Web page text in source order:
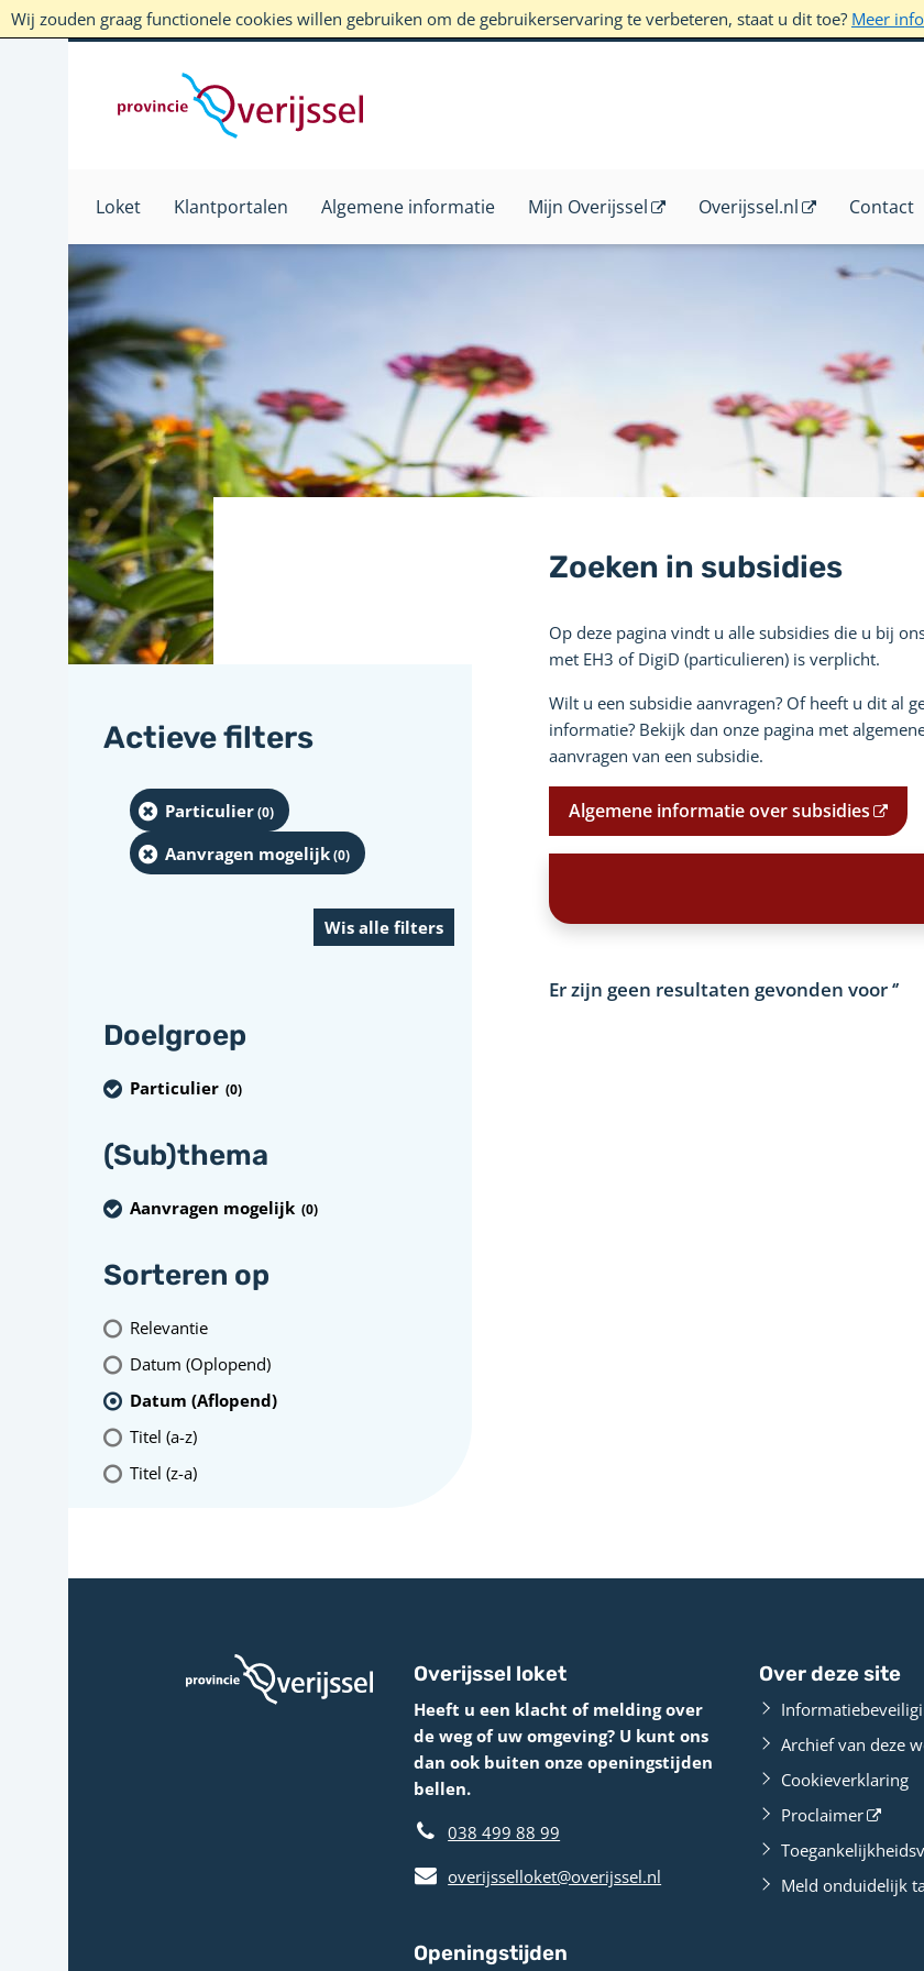
Wij zouden graag functionele cookies willen gebruiken om de gebruikerservaring te verbeteren, staat u dit toe? Meer
Loket Klantportalen Algemene informatie Mijn Overijssel Overijssel.nl Contact
Zoeken in subsidies
Op deze pagina vindt u alle subsidies die u bij
met EH3 of DigiD (particulieren) is verplicht.
Wilt u een subsidie aanvragen? Of heeft u dit al
informatie? Bekijk dan onze pagina met
aanvragen van een subsidie.
Algemene informatie over subsidies
Er zijn geen resultaten gevonden voor‘’
Actieve filters
Particulier(0)
Aanvragen mogelijk(0)
Doelgroep
Particulier (0)
(Sub)thema
Aanvragen mogelijk (0)
Sorteren op
Relevantie
Datum (Oplopend)
Datum (Aflopend)
Titel (a-z)
Titel (z-a)
Overijssel loket
Heeft u een klacht of melding over
de weg of uw omgeving? U kunt ons
dan ook buiten onze openingstijden
bellen.
038 499 88 99
overijsselloket@overijssel.nl
Openingstijden
Over deze site
Archief van deze
Cookieverklaring
Proclaimer
Meld onduidelijk